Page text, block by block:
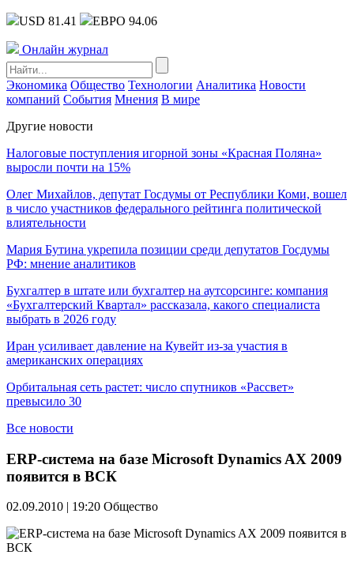
USD 81.41 ЕВРО 94.06
Онлайн журнал
Экономика Общество Технологии Аналитика Новости
компаний События Мнения В мире
Другие новости
Налоговые поступления игорной зоны «Красная Поляна»
выросли почти на 15%
Олег Михайлов, депутат Госдумы от Республики Коми, вошел
в число участников федерального рейтинга политической
влиятельности
Мария Бутина укрепила позиции среди депутатов Госдумы
РФ: мнение аналитиков
Бухгалтер в штате или бухгалтер на аутсорсинге: компания
«Бухгалтерский Квартал» рассказала, какого специалиста
выбрать в 2026 году
Иран усиливает давление на Кувейт из-за участия в
американских операциях
Орбитальная сеть растет: число спутников «Рассвет»
превысило 30
Все новости
ERP-система на базе Microsoft Dynamics AX 2009
появится в ВСК
02.09.2010 | 19:20 Общество